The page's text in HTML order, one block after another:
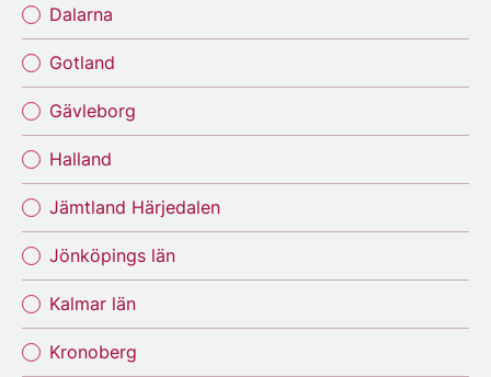
Dalarna
Gotland
Gävleborg
Halland
Jämtland Härjedalen
Jönköpings län
Kalmar län
Kronoberg